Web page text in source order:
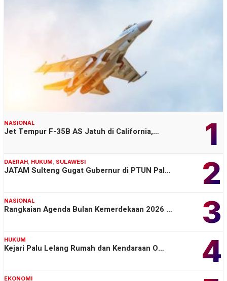
1
NASIONAL
Jet Tempur F-35B AS Jatuh di California,…
2
DAERAH, HUKUM, SULAWESI
JATAM Sulteng Gugat Gubernur di PTUN Pal…
3
NASIONAL
Rangkaian Agenda Bulan Kemerdekaan 2026 …
4
HUKUM
Kejari Palu Lelang Rumah dan Kendaraan O…
EKONOMI